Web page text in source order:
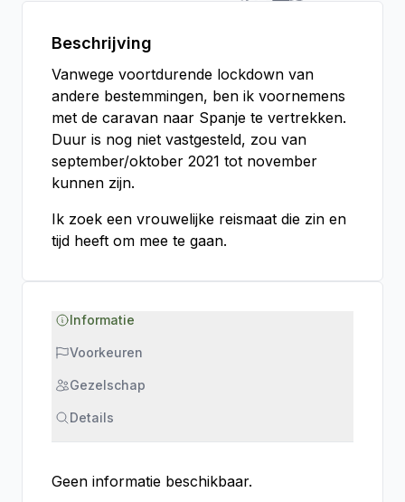
Beschrijving
Vanwege voortdurende lockdown van
andere bestemmingen, ben ik voornemens
met de caravan naar Spanje te vertrekken.
Duur is nog niet vastgesteld, zou van
september/oktober 2021 tot november
kunnen zijn.
Ik zoek een vrouwelijke reismaat die zin en
tijd heeft om mee te gaan.
Informatie
Voorkeuren
Gezelschap
Details
Geen informatie beschikbaar.